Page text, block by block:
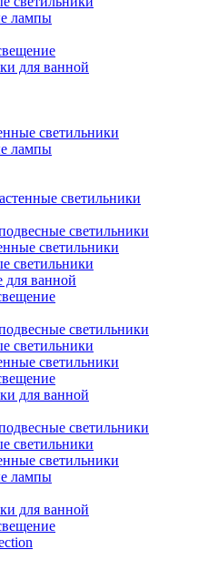
лампы
для ванной
светильники
лампы
светильники
светильники
светильники
светильники
ванной
светильники
светильники
светильники
для ванной
светильники
светильники
светильники
лампы
для ванной